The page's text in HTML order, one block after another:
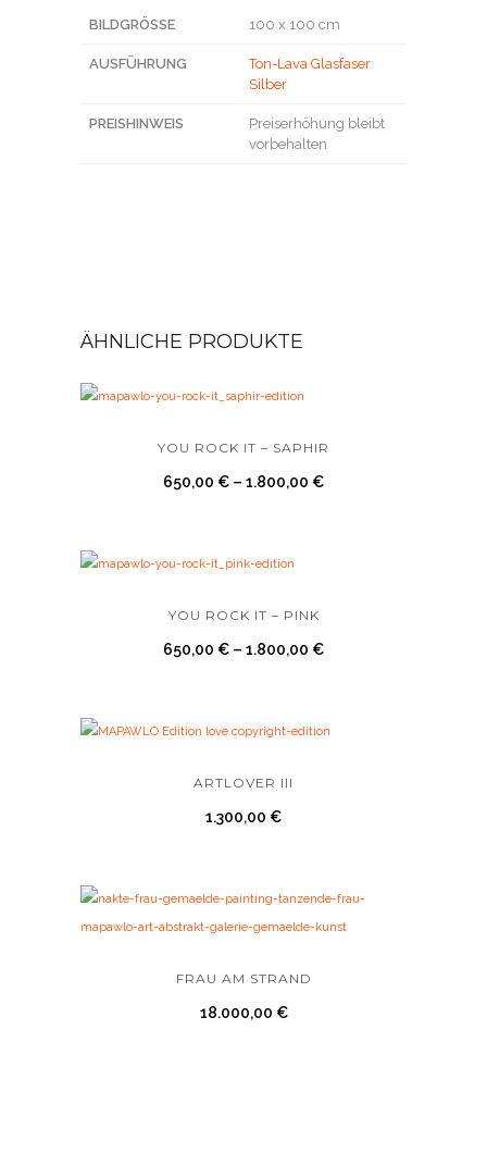
BILDGRÖSSE 100 x 100 cm
AUSFÜHRUNG
Ton-Lava Glasfaser
Silber
PREISHINWEIS
Preiserhöhung bleibt
vorbehalten
ÄHNLICHE PRODUKTE
YOU ROCK IT – SAPHIR
650,00 € – 1.800,00 €
YOU ROCK IT – PINK
650,00 € – 1.800,00 €
ARTLOVER III
1.300,00 €
FRAU AM STRAND
18.000,00 €